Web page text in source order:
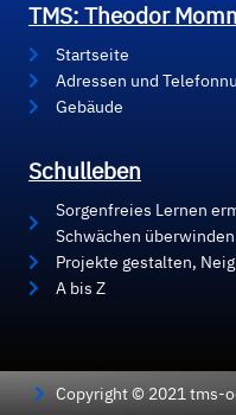
TMS: Theodor
Startseite
Adressen und
Gebäude
Schulleben
Sorgenfreies Lernen
Schwächen überwinden
Projekte gestalten,
A bis Z
Copyright © 2021 tms-